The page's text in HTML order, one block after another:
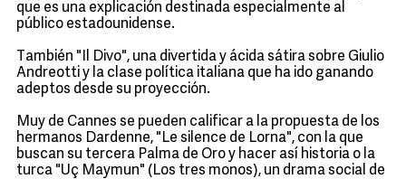
que es una explicación destinada especialmente al
público estadounidense.
También "Il Divo", una divertida y ácida sátira sobre Giulio
Andreotti y la clase política italiana que ha ido ganando
adeptos desde su proyección.
Muy de Cannes se pueden calificar a la propuesta de los
hermanos Dardenne, "Le silence de Lorna", con la que
buscan su tercera Palma de Oro y hacer así historia o la
turca "Uç Maymun" (Los tres monos), un drama social de